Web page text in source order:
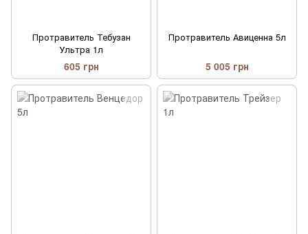
Протравитель Тебузан
Ультра 1л
605 грн
Протравитель Авиценна 5л
5 005 грн